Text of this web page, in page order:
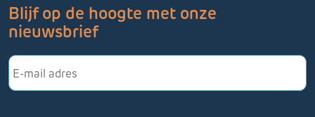
Blijf op de hoogte met onze
nieuwsbrief
E-
mailadres